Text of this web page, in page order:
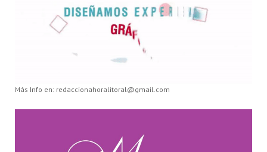
Más Info en: redaccionahoralitoral@gmail.com